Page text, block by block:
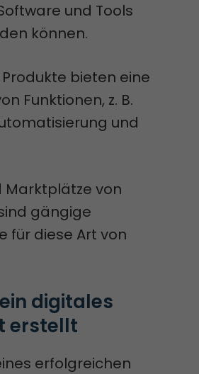
und Tools
können.
bieten eine
Funktionen, z. B.
und
Marktplätze von
gängige
für diese Art von
digitales
erstellt
erfolgreichen